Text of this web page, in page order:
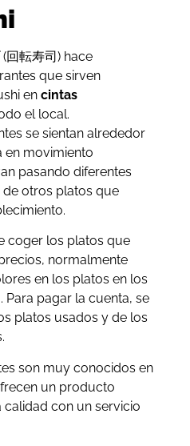
(回転寿司) hace
que sirven
encintas
el local.
se sientan alrededor
en movimiento
pasando diferentes
otros platos que
coger los platos que
normalmente
en los platos en los
Para pagar la cuenta, se
platos usados y de los
son muy conocidos en
un producto
con un servicio